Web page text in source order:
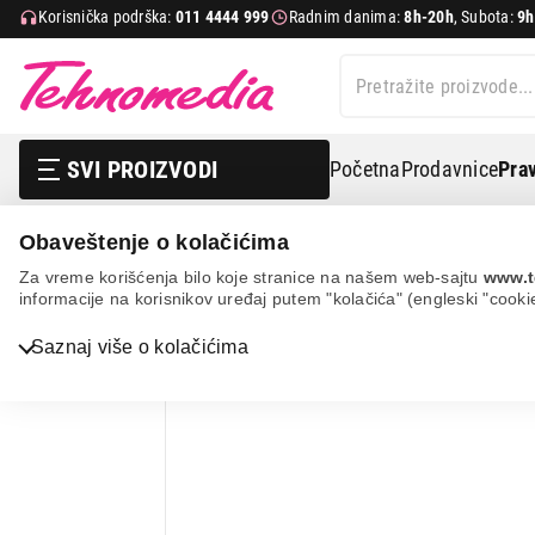
Obaveštenje o kolačićima
Za vreme korišćenja bilo koje stranice na našem web-sajtu
informacije na korisnikov uređaj putem "kolačića" (engleski
Saznaj više o kolačićima
Korisnička podrška: 011 4444 999 Radnim danima:8h-20h, Subota:
SVI PROIZVODI PočetnaProdavnice
Bela tehnika
Mali kuhinjski aparati Mikseri